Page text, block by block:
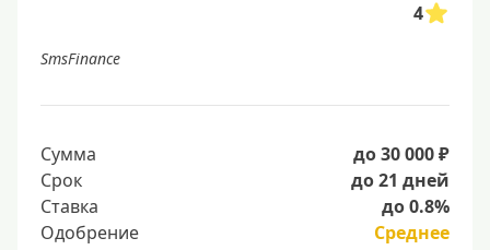
4
SmsFinance
Сумма
до 30 000 ₽
Срок
до 21 дней
Ставка
до 0.8%
Одобрение
Среднее